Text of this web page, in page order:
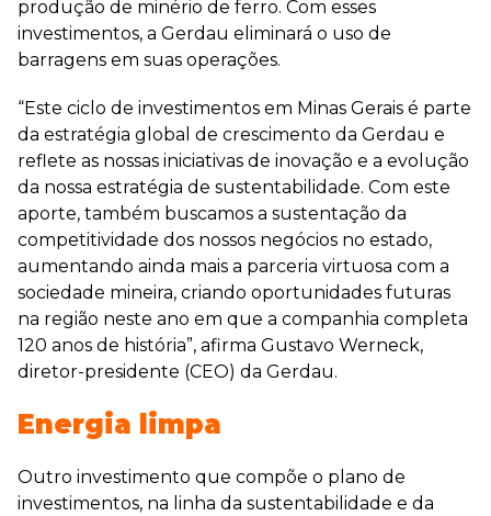
produção de minério de ferro. Com esses
investimentos, a Gerdau eliminará o uso de
barragens em suas operações.
“Este ciclo de investimentos em Minas Gerais é parte
da estratégia global de crescimento da Gerdau e
reflete as nossas iniciativas de inovação e a evolução
da nossa estratégia de sustentabilidade. Com este
aporte, também buscamos a sustentação da
competitividade dos nossos negócios no estado,
aumentando ainda mais a parceria virtuosa com a
sociedade mineira, criando oportunidades futuras
na região neste ano em que a companhia completa
120 anos de história”, afirma Gustavo Werneck,
diretor-presidente (CEO) da Gerdau.
Energia limpa
Outro investimento que compõe o plano de
investimentos, na linha da sustentabilidade e da